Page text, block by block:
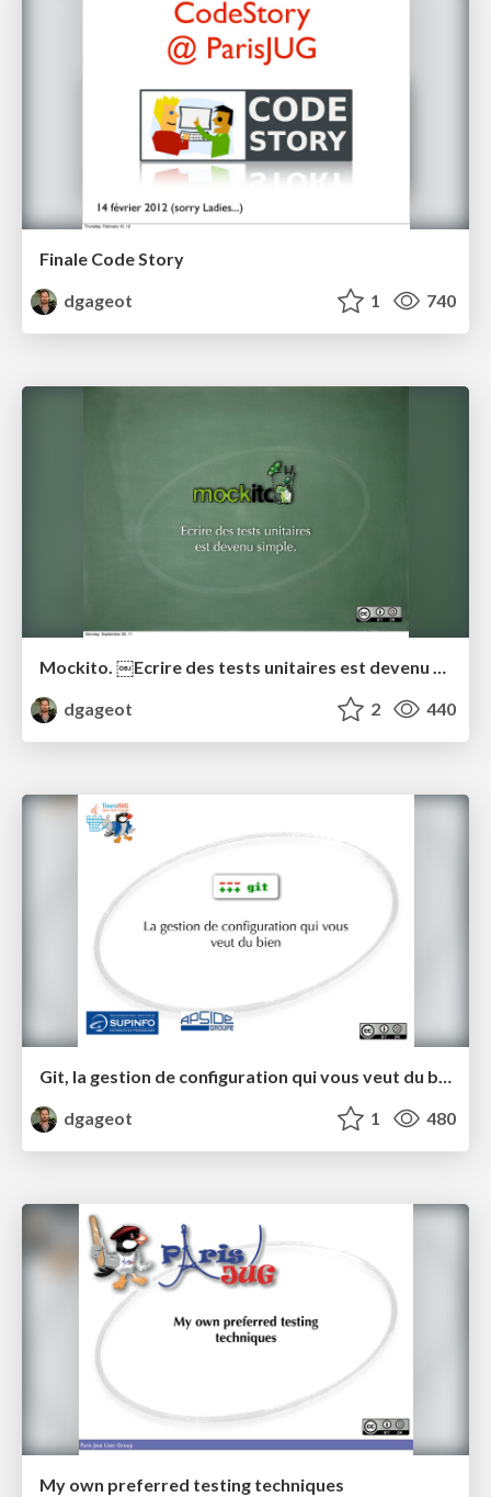
Finale Code Story
dgageot
1 740
Mockito. ￼Ecrire des tests unitaires est devenu simple.
dgageot
2 440
dgageot
1 480
My own preferred testing techniques